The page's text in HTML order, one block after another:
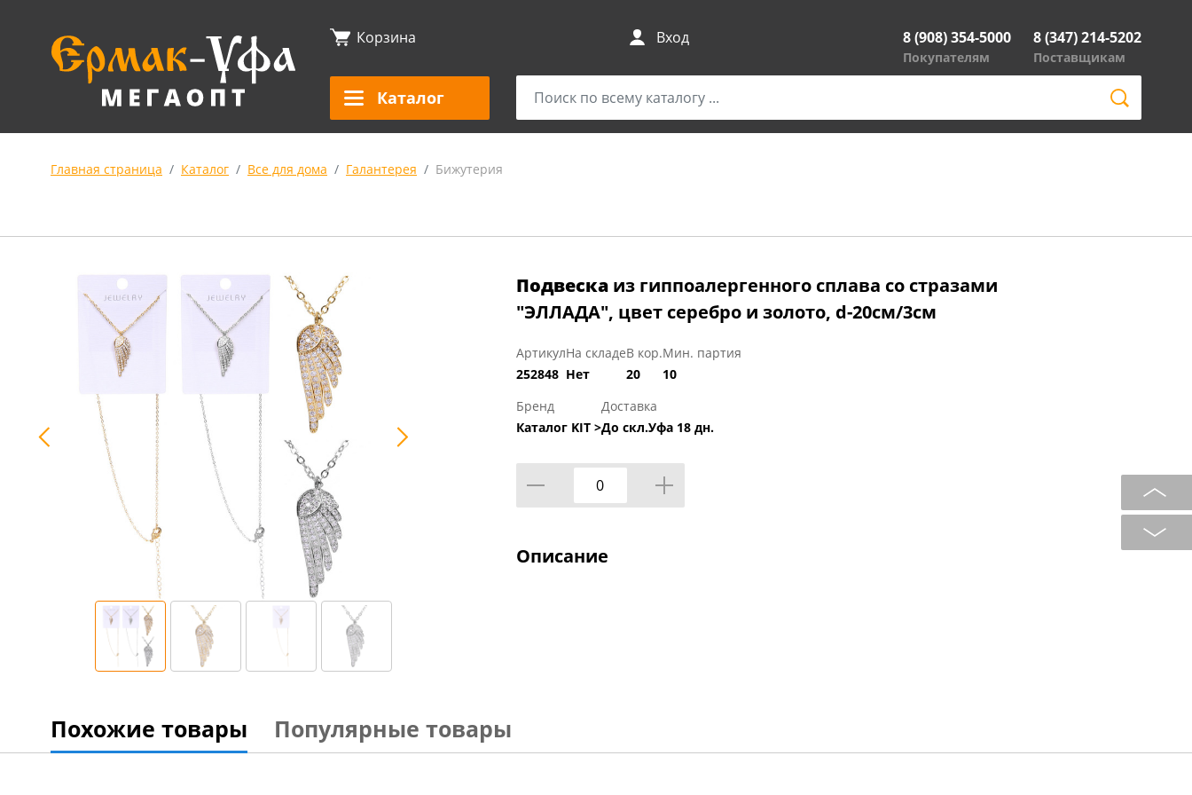
Корзина Вход 8 (908) 354-5000
Покупателям
8 (347) 214-5202
Поставщикам
Каталог
Главная страница Каталог Все для дома Галантерея Бижутерия
Подвеска из гиппоалергенного сплава со стразами
"ЭЛЛАДА", цвет серебро и золото, d-20см/3см
Артикул
252848
На складе
Нет
В кор.
20
Мин. партия
10
Бренд
Каталог KIT >
Доставка
До скл.Уфа 18 дн.
Описание
Похожие товары Популярные товары